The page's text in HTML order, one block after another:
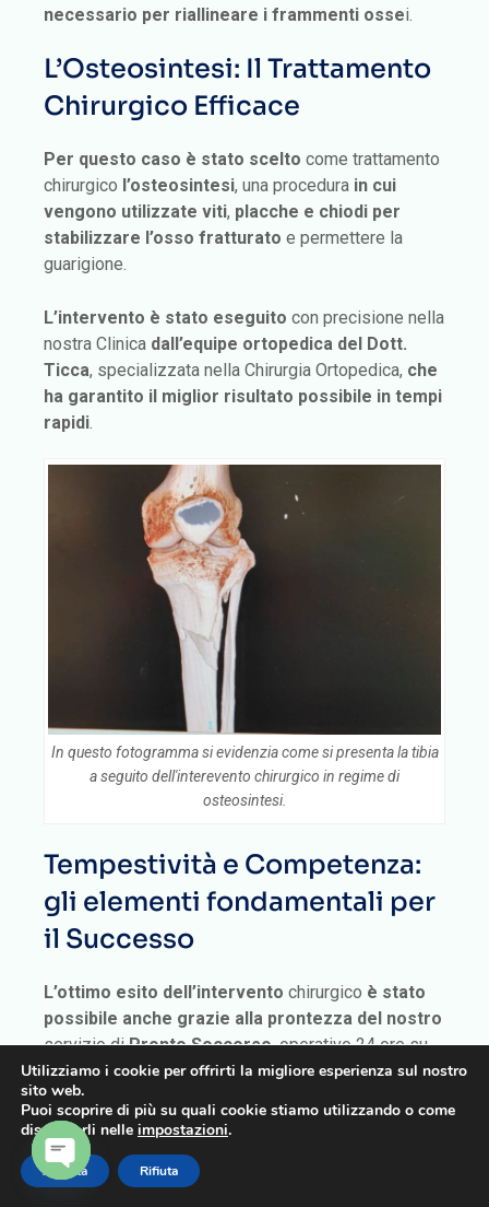
necessario per riallineare i frammenti ossei.
L’Osteosintesi: Il Trattamento
Chirurgico Efficace
Per questo caso è stato scelto come trattamento
chirurgico l’osteosintesi, una procedura in cui
vengono utilizzate viti, placche e chiodi per
stabilizzare l’osso fratturato e permettere la
guarigione.
L’intervento è stato eseguito con precisione nella
nostra Clinica dall’equipe ortopedica del Dott.
Ticca, specializzata nella Chirurgia Ortopedica, che
ha garantito il miglior risultato possibile in tempi
rapidi
In questo fotogramma si evidenzia come si presenta la tibia
a seguito dell'interevento chirurgico in regime di
osteosintesi.
Tempestività e Competenza:
gli elementi fondamentali per
il Successo
L’ottimo esito dell’intervento chirurgico è stato
possibile anche grazie alla prontezza del nostro
servizio diPronto Soccorso, operativo 24 ore su
24, che ha garantito un rapido trasferimento in sala
operatoria.
In situazioni come questa,
e la Clinica Sanatrix si distingue per la sua
Utilizziamo i cookie per offrirti la migliore esperienza sul nostro
sito web.
Puoi scoprire di più su quali cookie stiamo utilizzando o come
disattivarli nelle impostazioni.
Accetta Rifiuta
OPEN